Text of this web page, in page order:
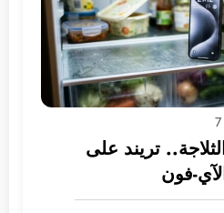
7
تريند على
فون